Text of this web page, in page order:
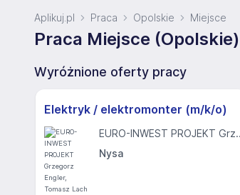
Aplikuj.pl Praca Opolskie Miejsce
Praca Miejsce (Opolskie)
Wyróżnione oferty pracy
Elektryk / elektromonter (m/k/o)
EURO-INWEST
Nysa